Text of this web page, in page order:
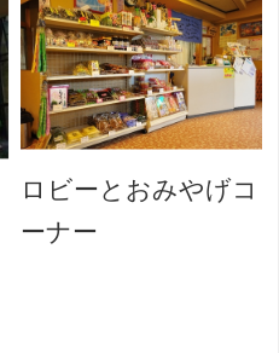
ロビーとおみやげコ
ーナー